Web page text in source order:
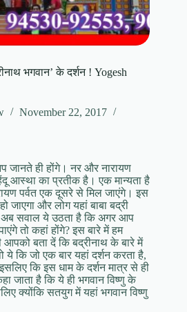
भगवान’ के दर्शन ! Yogesh
November 22, 2017
जानते ही होंगे। नर और नारायण
आस्था का प्रतीक है। एक मान्यता है
पर्वत एक दूसरे से मिल जाएंगे। इस
जाएगा और लोग यहां बाबा बद्री
अब सवाल ये उठता है कि अगर आप
तो कहां होंगे? इस बारे में हम
बता दें कि बद्रीनाथ के बारे में
ये कि जो एक बार यहां दर्शन करता है,
कि इस धाम के दर्शन मात्र से ही
जाता है कि ये ही भगवान विष्णु के
क्योंकि सतयुग में यहां भगवान विष्णु